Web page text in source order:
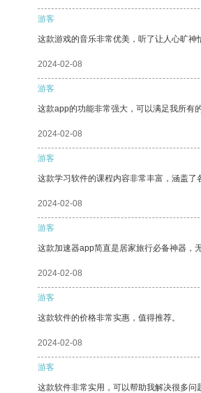
游客
这款游戏的音乐非常优美，听了让人心旷神
2024-02-08
游客
这款app的功能非常强大，可以满足我所有
2024-02-08
游客
这款学习软件的课程内容非常丰富，涵盖了
2024-02-08
游客
这款加速器app简直是居家旅行必备神器，
2024-02-08
游客
这款软件的价格非常实惠，值得推荐。
2024-02-08
游客
这款软件非常实用，可以帮助我解决很多问